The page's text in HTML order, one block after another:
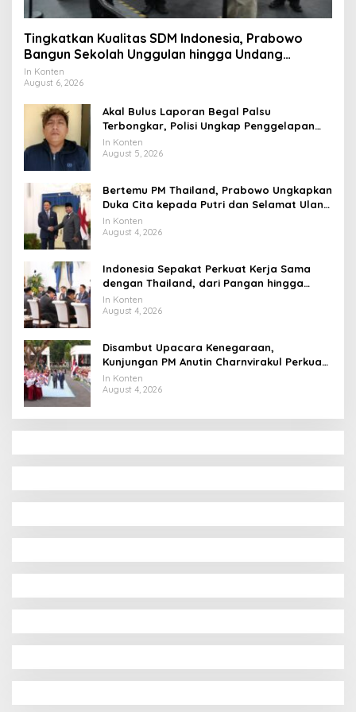
Tingkatkan Kualitas SDM Indonesia, Prabowo
Bangun Sekolah Unggulan hingga Undang
Universitas Terbaik Dunia
In Konten
August 6, 2026
Akal Bulus Laporan Begal Palsu
Terbongkar, Polisi Ungkap Penggelapan
Uang Perusahaan untuk Crypto
In Konten
August 5, 2026
Bertemu PM Thailand, Prabowo Ungkapkan
Duka Cita kepada Putri dan Selamat Ulang
Tahun ke Raja Thailand
In Konten
August 4, 2026
Indonesia Sepakat Perkuat Kerja Sama
dengan Thailand, dari Pangan hingga
Ekonomi Digital
In Konten
August 4, 2026
Disambut Upacara Kenegaraan,
Kunjungan PM Anutin Charnvirakul Perkuat
Hubungan Indonesia-Thailand
In Konten
August 4, 2026